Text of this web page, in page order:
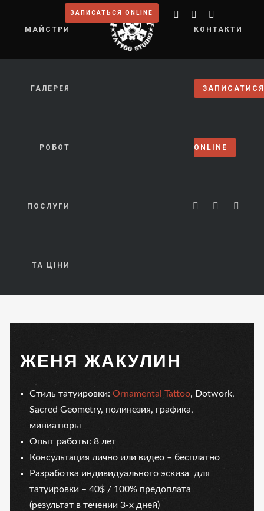
МАЙСТРИ
ГАЛЕРЕЯ
РОБОТ
ПОСЛУГИ
ТА ЦІНИ
КОНТАКТИ
ЗАПИСАТИСЯ
ONLINE
ЗАПИСАТЬСЯ ONLINE
ЖЕНЯ ЖАКУЛИН
Стиль татуировки: Ornamental Tattoo, Dotwork,
Sacred Geometry, полинезия, графика,
миниатюры
Опыт работы: 8 лет
Консультация лично или видео – бесплатно
Разработка индивидуального эскиза для
татуировки – 40$ / 100% предоплата
(результат в течении 3-х дней)